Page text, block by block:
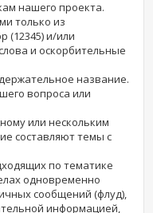
нашего проекта.
только из
(12345) и/или
и оскорбительные
название.
вопроса или
или нескольким
составляют темы с
по тематике
одновременно
сообщений (флуд),
информацией,